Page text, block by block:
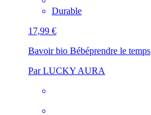
Durable
17,99 €
Bavoir bio Bébéprendre le temps
Par LUCKY AURA